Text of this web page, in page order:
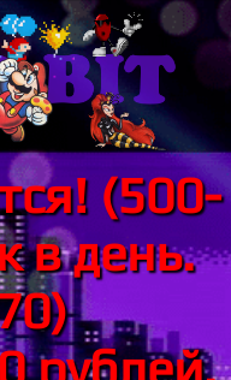
(500-
в день.
рублей.